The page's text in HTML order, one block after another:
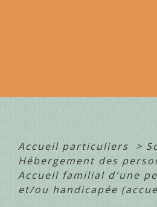
Accueil particuliers >
Hébergement des
Accueil familial d'une
et/ou handicapée